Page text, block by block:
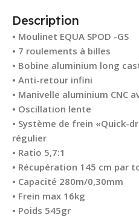
Description
• Moulinet EQUA SPOD -GS
• 7 roulements à billes
• Bobine aluminium long
• Anti-retour infini
• Manivelle aluminium CNC
• Oscillation lente
• Système de frein «Quick-
régulier
• Ratio 5,7:1
• Récupération 145 cm par
• Capacité 280m/0,30mm
• Frein max 16kg
• Poids 545gr